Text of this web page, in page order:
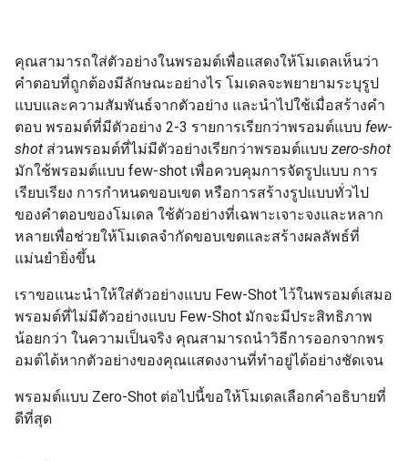
คุณสามารถใส่ตัวอย่างในพรอมต์เพื่อแสดงให้โมเดลเห็นว่า
คำตอบที่ถูกต้องมีลักษณะอย่างไร โมเดลจะพยายามระบุรูป
แบบและความสัมพันธ์จากตัวอย่าง และนำไปใช้เมื่อสร้างคำ
ตอบ พรอมต์ที่มีตัวอย่าง 2-3 รายการเรียกว่าพรอมต์แบบ few-
shot ส่วนพรอมต์ที่ไม่มีตัวอย่างเรียกว่าพรอมต์แบบ zero-shot
มักใช้พรอมต์แบบ few-shot เพื่อควบคุมการจัดรูปแบบ การ
เรียบเรียง การกำหนดขอบเขต หรือการสร้างรูปแบบทั่วไป
ของคำตอบของโมเดล ใช้ตัวอย่างที่เฉพาะเจาะจงและหลาก
หลายเพื่อช่วยให้โมเดลจำกัดขอบเขตและสร้างผลลัพธ์ที่
แม่นยำยิ่งขึ้น
เราขอแนะนำให้ใส่ตัวอย่างแบบ Few-Shot ไว้ในพรอมต์เสมอ
พรอมต์ที่ไม่มีตัวอย่างแบบ Few-Shot มักจะมีประสิทธิภาพ
น้อยกว่า ในความเป็นจริง คุณสามารถนำวิธีการออกจากพร
อมต์ได้หากตัวอย่างของคุณแสดงงานที่ทำอยู่ได้อย่างชัดเจน
พรอมต์แบบ Zero-Shot ต่อไปนี้ขอให้โมเดลเลือกคำอธิบายที่
ดีที่สุด